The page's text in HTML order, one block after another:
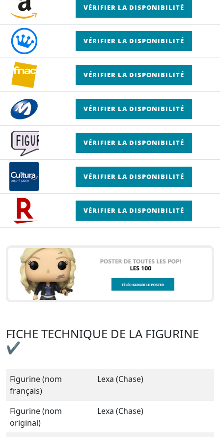
VÉRIFIER LA DISPONIBILITÉ
VÉRIFIER LA DISPONIBILITÉ
VÉRIFIER LA DISPONIBILITÉ
VÉRIFIER LA DISPONIBILITÉ
VÉRIFIER LA DISPONIBILITÉ
VÉRIFIER LA DISPONIBILITÉ
VÉRIFIER LA DISPONIBILITÉ
FICHE TECHNIQUE DE LA FIGURINE
✔
Figurine (nom
français)
Lexa (Chase)
Figurine (nom
original)
Lexa (Chase)